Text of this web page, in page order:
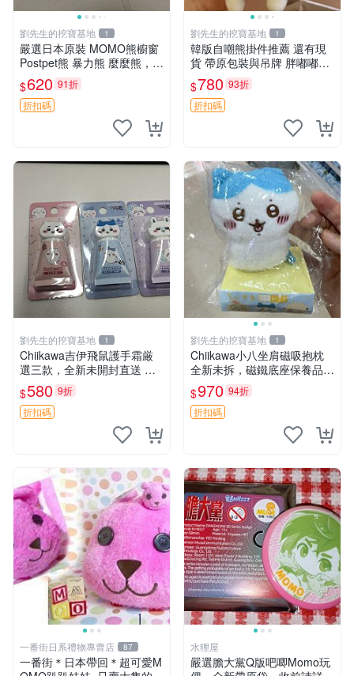
劉先生的挖寶基地 1
嚴選日本原裝 MOMO熊櫥窗
Postpet熊 暴力熊 麼麼熊，實
物精緻收藏無損，二手誠意出
售 暴力熊 MOMO熊 日本版
櫥趣熊熊偶
$620 91折
折扣碼
劉先生的挖寶基地 1
韓版自嘲熊掛件推薦 還有現
貨 帶原包裝與吊牌 胖嘟嘟超
可愛 毛絨手感佳 小熊掛件 自
嘲抱枕 小熊抱枕
$780 93折
折扣碼
劉先生的挖寶基地 1
Chiikawa吉伊飛鼠護手霜厳
選三款，全新未開封直送 飛
鼠 護手霜 吉伊三款 新貨
$580 9折
折扣碼
劉先生的挖寶基地 1
Chiikawa小八坐肩磁吸抱枕
全新未拆，磁鐵底座保養品專
用 磁鐵 磁吸 抱枕
$970 94折
折扣碼
一番街日系禮物專賣店 87
一番街＊日本帶回＊超可愛M
水狸屋
嚴選膽大黨Q版吧唧Momo玩